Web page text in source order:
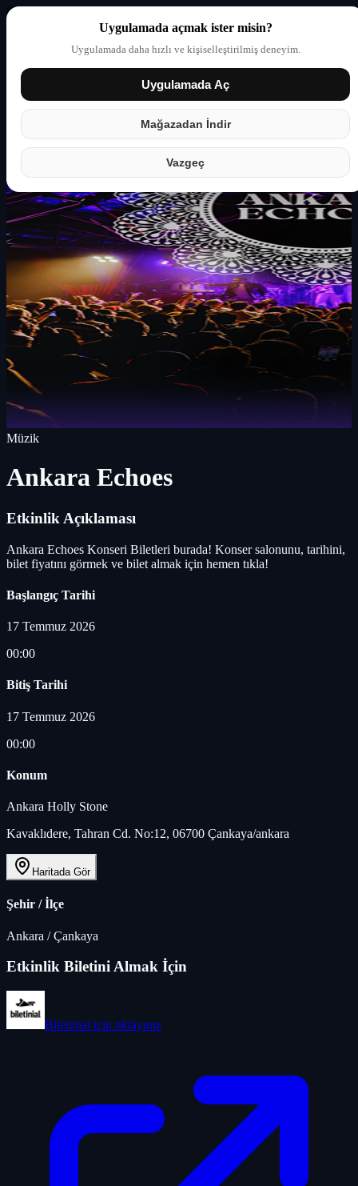
Uygulamada açmak ister misin?
Uygulamada daha hızlı ve kişiselleştirilmiş deneyim.
Uygulamada Aç
Mağazadan İndir
Vazgeç
Giriş yap Partner
Müzik
Ankara Echoes
Etkinlik Açıklaması
Ankara Echoes Konseri Biletleri burada! Konser salonunu, tarihini,
bilet fiyatını görmek ve bilet almak için hemen tıkla!
Başlangıç Tarihi
17 Temmuz 2026
00:00
Bitiş Tarihi
17 Temmuz 2026
00:00
Konum
Ankara Holly Stone
Kavaklıdere, Tahran Cd. No:12, 06700 Çankaya/ankara
Haritada Gör
Şehir / İlçe
Ankara /Çankaya
Etkinlik Biletini Almak İçin
Biletinial için tıklayınız